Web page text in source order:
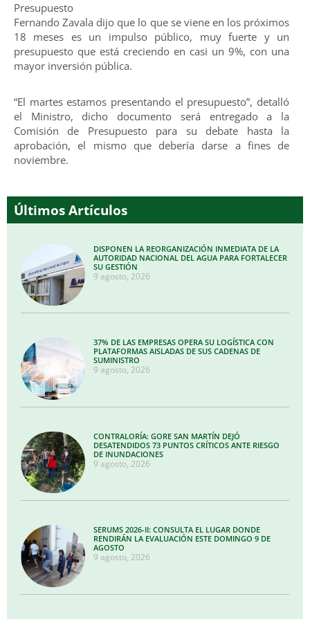
Presupuesto
Fernando Zavala dijo que lo que se viene en los próximos
18 meses es un impulso público, muy fuerte y un
presupuesto que está creciendo en casi un 9%, con una
mayor inversión pública.
“El martes estamos presentando el presupuesto”, detalló
el Ministro, dicho documento será entregado a la
Comisión de Presupuesto para su debate hasta la
aprobación, el mismo que debería darse a fines de
noviembre.
Últimos Artículos
DISPONEN LA REORGANIZACIÓN INMEDIATA DE LA
AUTORIDAD NACIONAL DEL AGUA PARA FORTALECER
SU GESTIÓN
9 agosto, 2026
37% DE LAS EMPRESAS OPERA SU LOGÍSTICA CON
PLATAFORMAS AISLADAS DE SUS CADENAS DE
SUMINISTRO
9 agosto, 2026
CONTRALORÍA: GORE SAN MARTÍN DEJÓ
DESATENDIDOS 73 PUNTOS CRÍTICOS ANTE RIESGO
DE INUNDACIONES
9 agosto, 2026
SERUMS 2026-II: CONSULTA EL LUGAR DONDE
RENDIRÁN LA EVALUACIÓN ESTE DOMINGO 9 DE
AGOSTO
9 agosto, 2026